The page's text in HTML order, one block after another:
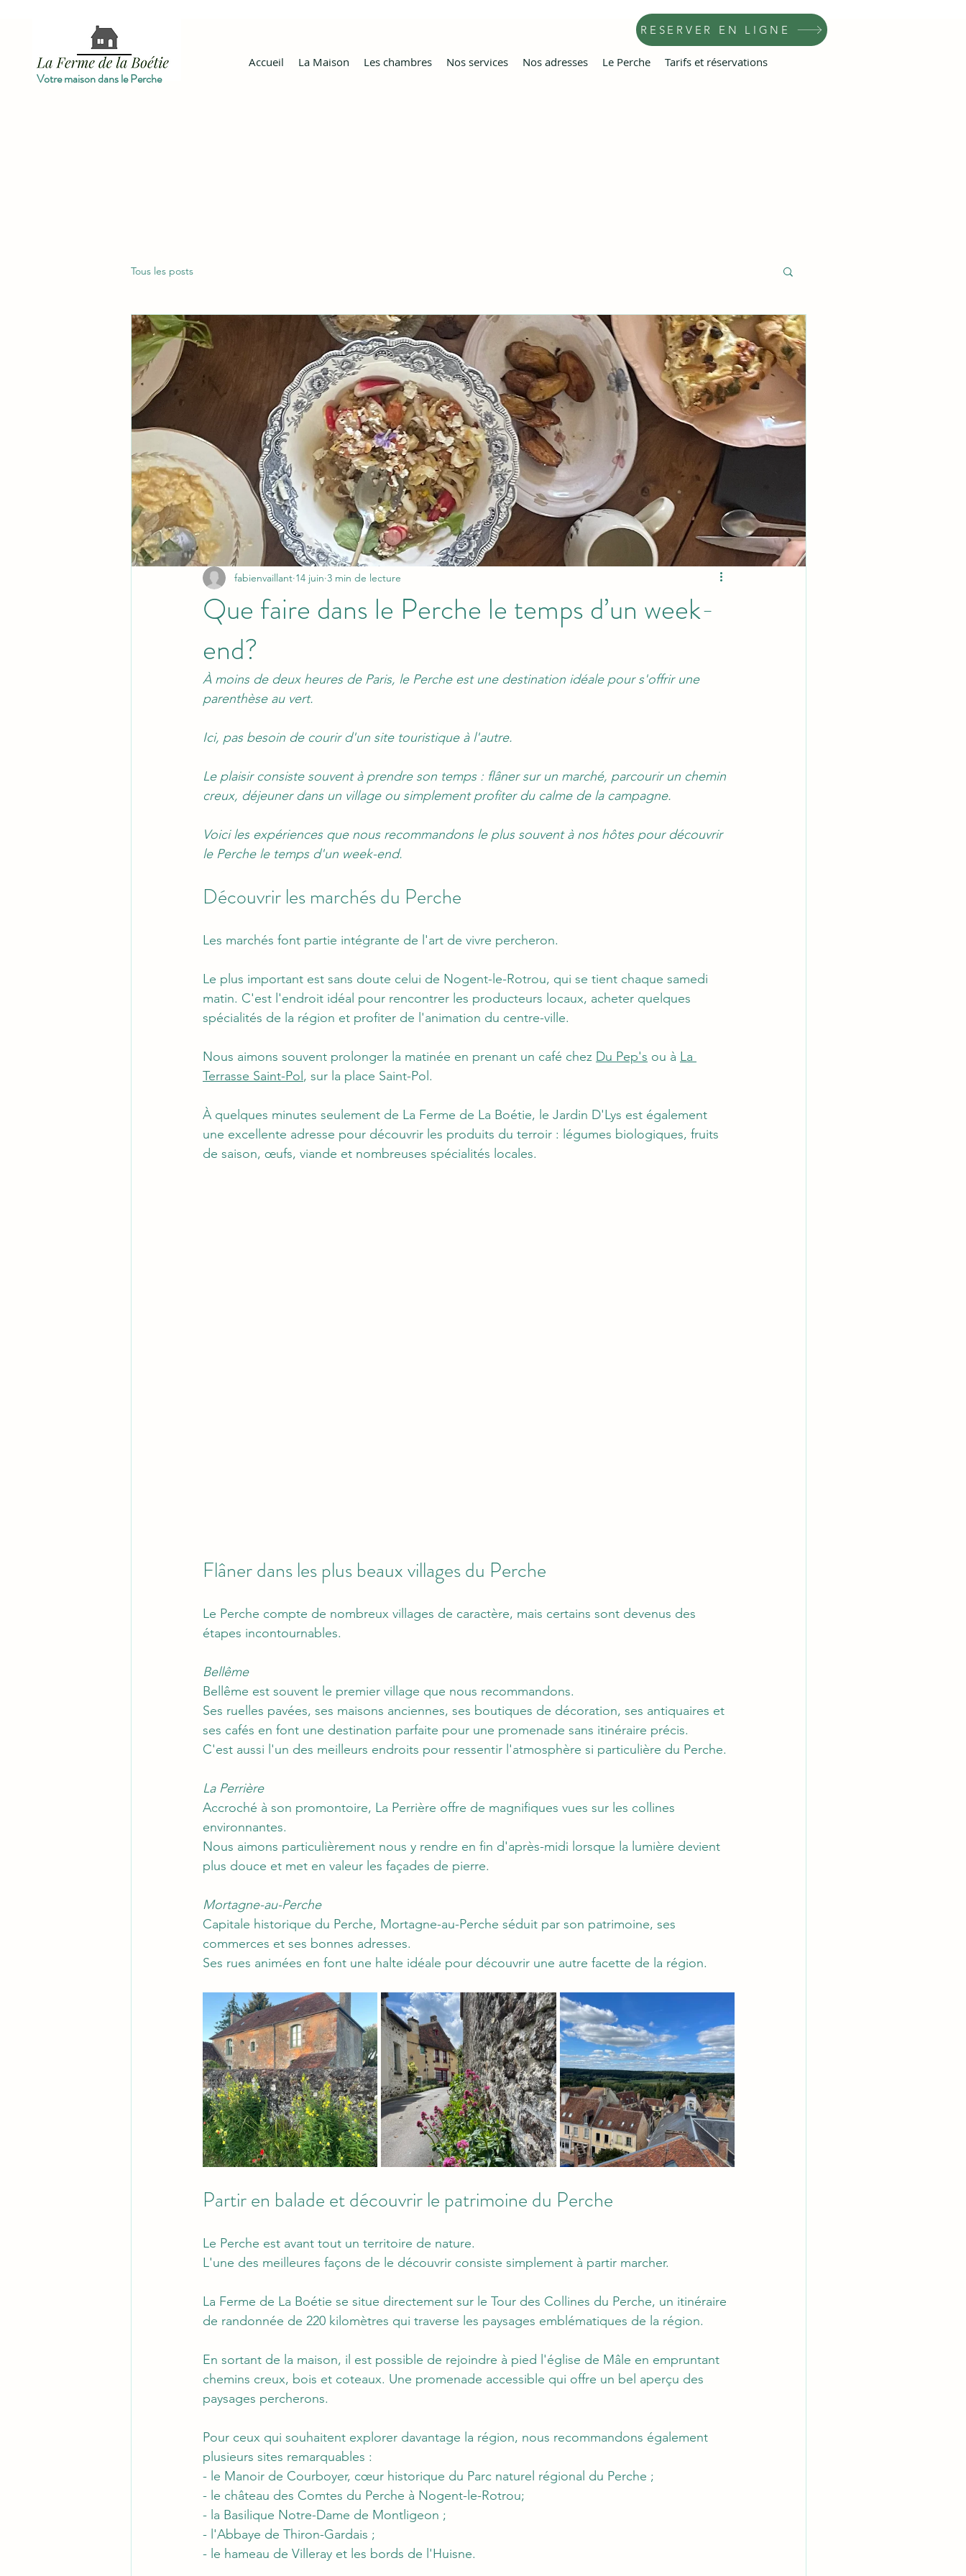
Accueil La Maison Les chambres Nos services Nos adresses Le Perche Tarifs et réservations
Votre maison dans le Perche
RESERVER EN LIGNE
Tous les posts
Que faire dans le Perche le temps d’un week-
end?
fabienvaillant 14 juin 3 min de lecture
À moins de deux heures de Paris, le Perche est une destination idéale pour s'offrir une
parenthèse au vert.
Ici, pas besoin de courir d'un site touristique à l'autre.
Le plaisir consiste souvent à prendre son temps : flâner sur un marché, parcourir un chemin
creux, déjeuner dans un village ou simplement profiter du calme de la campagne.
Voici les expériences que nous recommandons le plus souvent à nos hôtes pour découvrir
le Perche le temps d'un week-end.
Découvrir les marchés du Perche
Les marchés font partie intégrante de l'art de vivre percheron.
Le plus important est sans doute celui de Nogent-le-Rotrou, qui se tient chaque samedi
matin. C'est l'endroit idéal pour rencontrer les producteurs locaux, acheter quelques
spécialités de la région et profiter de l'animation du centre-ville.
Nous aimons souvent prolonger la matinée en prenant un café chez Du Pep's ou à La
Terrasse Saint-Pol , sur la place Saint-Pol.
À quelques minutes seulement de La Ferme de La Boétie, le Jardin D'Lys est également
une excellente adresse pour découvrir les produits du terroir : légumes biologiques, fruits
de saison, œufs, viande et nombreuses spécialités locales.
Flâner dans les plus beaux villages du Perche
Le Perche compte de nombreux villages de caractère, mais certains sont devenus des
étapes incontournables.
Bellême
Bellême est souvent le premier village que nous recommandons.
Ses ruelles pavées, ses maisons anciennes, ses boutiques de décoration, ses antiquaires et
ses cafés en font une destination parfaite pour une promenade sans itinéraire précis.
C'est aussi l'un des meilleurs endroits pour ressentir l'atmosphère si particulière du Perche.
La Perrière
Accroché à son promontoire, La Perrière offre de magnifiques vues sur les collines
environnantes.
Nous aimons particulièrement nous y rendre en fin d'après-midi lorsque la lumière devient
plus douce et met en valeur les façades de pierre.
Mortagne-au-Perche
Capitale historique du Perche, Mortagne-au-Perche séduit par son patrimoine, ses
commerces et ses bonnes adresses.
Ses rues animées en font une halte idéale pour découvrir une autre facette de la région.
Partir en balade et découvrir le patrimoine du Perche
Le Perche est avant tout un territoire de nature.
L'une des meilleures façons de le découvrir consiste simplement à partir marcher.
La Ferme de La Boétie se situe directement sur le Tour des Collines du Perche, un itinéraire
de randonnée de 220 kilomètres qui traverse les paysages emblématiques de la région.
En sortant de la maison, il est possible de rejoindre à pied l'église de Mâle en empruntant
chemins creux, bois et coteaux. Une promenade accessible qui offre un bel aperçu des
paysages percherons.
Pour ceux qui souhaitent explorer davantage la région, nous recommandons également
plusieurs sites remarquables :
- le Manoir de Courboyer, cœur historique du Parc naturel régional du Perche ;
- le château des Comtes du Perche à Nogent-le-Rotrou;
- la Basilique Notre-Dame de Montligeon ;
- l'Abbaye de Thiron-Gardais ;
- le hameau de Villeray et les bords de l'Huisne.